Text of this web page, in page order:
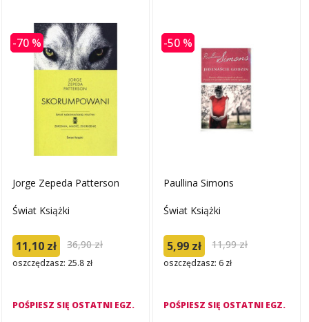
-70 %
Jorge Zepeda Patterson
Świat Książki
11,10 zł 36,90 zł
oszczędzasz: 25.8 zł
POŚPIESZ SIĘ OSTATNI EGZ.
-50 %
Paullina Simons
Świat Książki
5,99 zł 11,99 zł
oszczędzasz: 6 zł
POŚPIESZ SIĘ OSTATNI EGZ.